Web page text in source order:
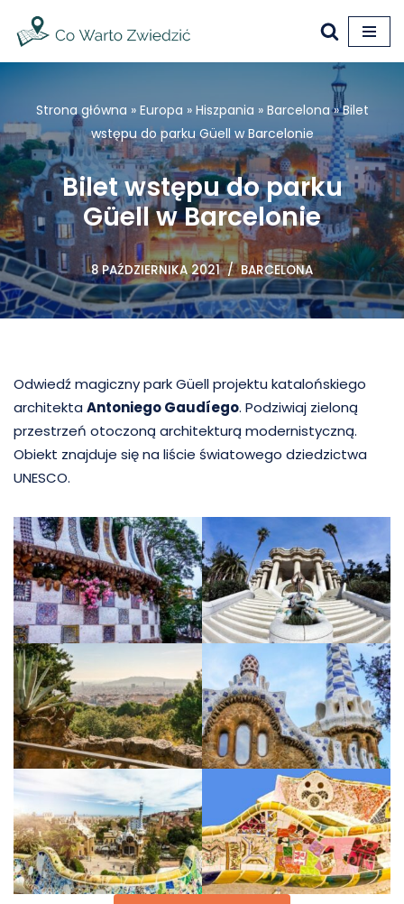
Przejdź
Strona główna » Europa » Hiszpania » Barcelona»Bilet
wstępu do parku Güell w Barcelonie
Bilet wstępu do parku
Güell w Barcelonie
8 PAŹDZIERNIKA 2021 BARCELONA
Odwiedź magiczny park Güell projektu katalońskiego
architekta Antoniego Gaudíego. Podziwiaj zieloną
przestrzeń otoczoną architekturą modernistyczną.
Obiekt znajduje się na liście światowego dziedzictwa
UNESCO.